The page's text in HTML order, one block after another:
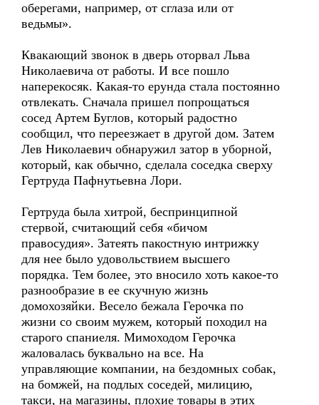
оберегами, например, от сглаза или от
ведьмы».
Квакающий звонок в дверь оторвал Льва
Николаевича от работы. И все пошло
наперекосяк. Какая-то ерунда стала постоянно
отвлекать. Сначала пришел попрощаться
сосед Артем Буглов, который радостно
сообщил, что переезжает в другой дом. Затем
Лев Николаевич обнаружил затор в уборной,
который, как обычно, сделала соседка сверху
Гертруда Пафнутьевна Лори.
Гертруда была хитрой, беспринципной
стервой, считающий себя «бичом
правосудия». Затеять пакостную интрижку
для нее было удовольствием высшего
порядка. Тем более, это вносило хоть какое-то
разнообразие в ее скучную жизнь
домохозяйки. Весело бежала Герочка по
жизни со своим мужем, который походил на
старого спаниеля. Мимоходом Герочка
жаловалась буквально на все. На
управляющие компании, на бездомных собак,
на бомжей, на подлых соседей, милицию,
такси, на магазины, плохие товары в этих